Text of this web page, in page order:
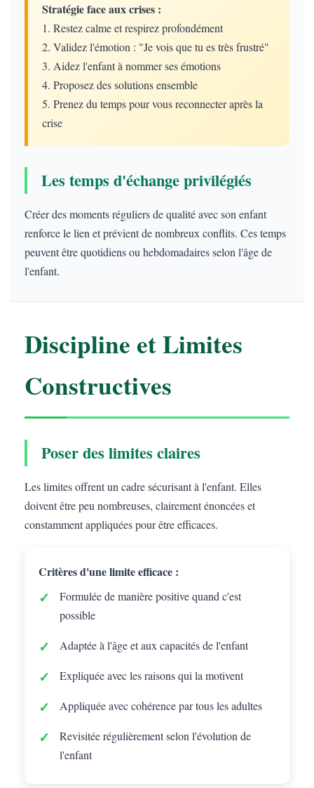
Stratégie face aux crises :
1. Restez calme et respirez profondément
2. Validez l'émotion : "Je vois que tu es très frustré"
3. Aidez l'enfant à nommer ses émotions
4. Proposez des solutions ensemble
5. Prenez du temps pour vous reconnecter après la
crise
Les temps d'échange privilégiés
Créer des moments réguliers de qualité avec son enfant
renforce le lien et prévient de nombreux conflits. Ces temps
peuvent être quotidiens ou hebdomadaires selon l'âge de
l'enfant.
Discipline et Limites
Constructives
Poser des limites claires
Les limites offrent un cadre sécurisant à l'enfant. Elles
doivent être peu nombreuses, clairement énoncées et
constamment appliquées pour être efficaces.
Critères d'une limite efficace :
Formulée de manière positive quand c'est
possible
Adaptée à l'âge et aux capacités de l'enfant
Expliquée avec les raisons qui la motivent
Appliquée avec cohérence par tous les adultes
Revisitée régulièrement selon l'évolution de
l'enfant